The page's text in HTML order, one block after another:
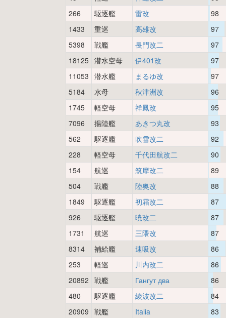
266
駆逐艦 雷改
98
1433
重巡 高雄改
97
5398
戦艦 長門改二
97
18125 潜水空母 伊401改
97
11053 潜水艦 まるゆ改
97
5184
水母 秋津洲改
96
1745
軽空母 祥鳳改
95
7096
揚陸艦 あきつ丸改
93
562
駆逐艦 吹雪改二
92
228
軽空母 千代田航改二
90
154
航巡 筑摩改二
89
504
戦艦 陸奥改
88
1849
駆逐艦 初霜改二
87
926
駆逐艦 暁改二
87
1731
航巡 三隈改
87
8314
補給艦 速吸改
86
253
軽巡 川内改二
86
20892 戦艦 Гангут два
86
480
駆逐艦 綾波改二
84
20909 戦艦 Italia
83